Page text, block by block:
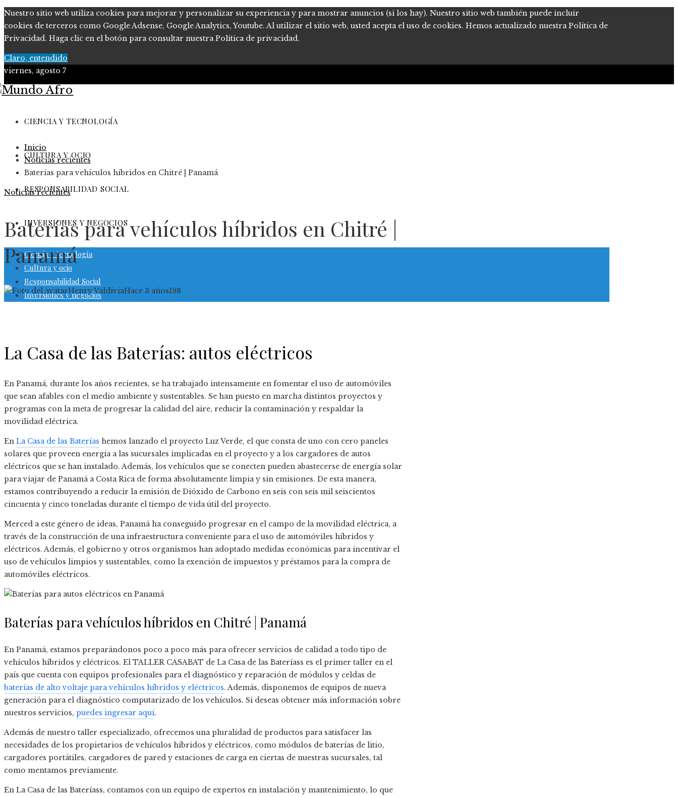
Nuestro sitio web utiliza cookies para mejorar y personalizar su experiencia y para mostrar anuncios (si los hay). Nuestro sitio web también puede incluir
cookies de terceros como Google Adsense, Google Analytics, Youtube. Al utilizar el sitio web, usted acepta el uso de cookies. Hemos actualizado nuestra Política de
Privacidad. Haga clic en el botón para consultar nuestra Política de privacidad.
Claro, entendido
viernes, agosto 7
Ciencia y tecnología
Inversiones y negocios
CIENCIA Y TECNOLOGÍA
CULTURA Y OCIO
RESPONSABILIDAD SOCIAL
INVERSIONES Y NEGOCIOS
Ciencia y tecnología
Cultura y ocio
Responsabilidad Social
Inversiones y negocios
Inicio
Noticias recientes
Baterías para vehículos híbridos en Chitré | Panamá
Noticias recientes
Baterías para vehículos híbridos en Chitré |
Panamá
Henry ValdiviaHace 3 años198
La Casa de las Baterías: autos eléctricos
En Panamá, durante los años recientes, se ha trabajado intensamente en fomentar el uso de automóviles
que sean afables con el medio ambiente y sustentables. Se han puesto en marcha distintos proyectos y
programas con la meta de progresar la calidad del aire, reducir la contaminación y respaldar la
movilidad eléctrica.
En La Casa de las Baterías hemos lanzado el proyecto Luz Verde, el que consta de uno con cero paneles
solares que proveen energía a las sucursales implicadas en el proyecto y a los cargadores de autos
eléctricos que se han instalado. Además, los vehículos que se conecten pueden abastecerse de energía solar
para viajar de Panamá a Costa Rica de forma absolutamente limpia y sin emisiones. De esta manera,
estamos contribuyendo a reducir la emisión de Dióxido de Carbono en seis con seis mil seiscientos
cincuenta y cinco toneladas durante el tiempo de vida útil del proyecto.
Merced a este género de ideas, Panamá ha conseguido progresar en el campo de la movilidad eléctrica, a
través de la construcción de una infraestructura conveniente para el uso de automóviles híbridos y
eléctricos. Además, el gobierno y otros organismos han adoptado medidas económicas para incentivar el
uso de vehículos limpios y sustentables, como la exención de impuestos y préstamos para la compra de
automóviles eléctricos.
Baterías para vehículos híbridos en Chitré | Panamá
En Panamá, estamos preparándonos poco a poco más para ofrecer servicios de calidad a todo tipo de
vehículos híbridos y eléctricos. El TALLER CASABAT de La Casa de las Bateríass es el primer taller en el
país que cuenta con equipos profesionales para el diagnóstico y reparación de módulos y celdas de
baterías de alto voltaje para vehículos híbridos y eléctricos. Además, disponemos de equipos de nueva
generación para el diagnóstico computarizado de los vehículos. Si deseas obtener más información sobre
nuestros servicios, puedes ingresar aquí.
Además de nuestro taller especializado, ofrecemos una pluralidad de productos para satisfacer las
necesidades de los propietarios de vehículos híbridos y eléctricos, como módulos de baterías de litio,
cargadores portátiles, cargadores de pared y estaciones de carga en ciertas de nuestras sucursales, tal
como mentamos previamente.
En La Casa de las Bateríass, contamos con un equipo de expertos en instalación y mantenimiento, lo que